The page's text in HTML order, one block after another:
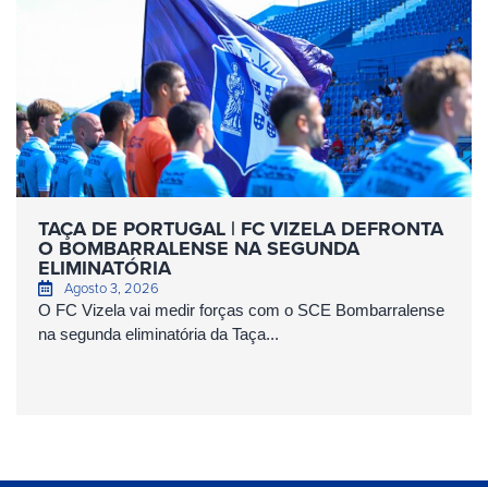
TAÇA DE PORTUGAL | FC VIZELA DEFRONTA
O BOMBARRALENSE NA SEGUNDA
ELIMINATÓRIA
Agosto 3, 2026
O FC Vizela vai medir forças com o SCE Bombarralense
na segunda eliminatória da Taça...